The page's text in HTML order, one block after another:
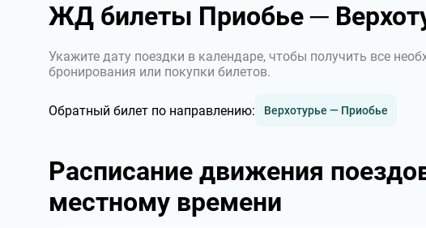
ЖД билеты Приобье ─
Укажите дату поездки в календаре, чтобы получить все
бронирования или покупки билетов.
Обратный билет по направлению: Верхотурье — Приобье
Расписание движения
местному времени